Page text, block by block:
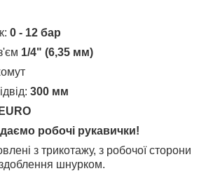
0 - 12 бар
1/4" (6,35 мм)
300 мм
EURO
робочі рукавички!
з трикотажу, з робочої сторони
шнурком.